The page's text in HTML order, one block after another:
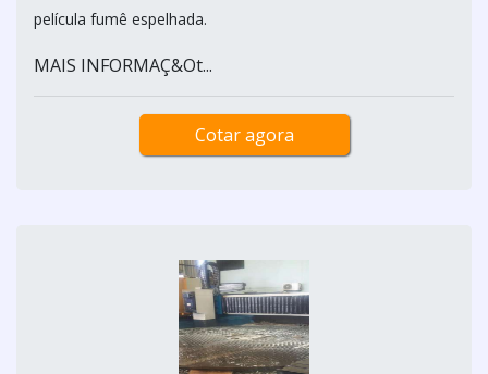
película fumê espelhada.
MAIS INFORMAÇ&Ot...
Cotar agora